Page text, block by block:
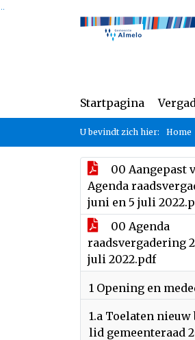
Ga naar de inhoud van deze pagina
Ga naar het zoeken
Ga naar het menu
Startpagina
U bevindt zich hier: Home
00 Aangepast
Agenda
juni en 5 juli
00 Agenda
raadsvergadering
juli 2022.pdf
1 Opening en
1.a Toelaten nieuw
lid gemeenteraad